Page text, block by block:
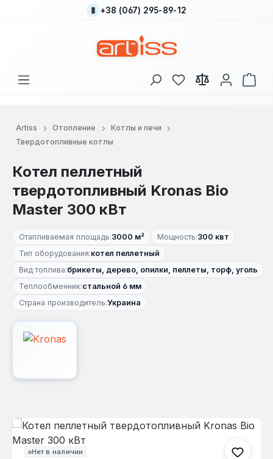
Перейти к основному содержанию
+38 (067) 295-89-12
У вас есть товары
В
Artiss Отопление
Котлы и печи
Твердотопливные котлы
Котел пеллетный
твердотопливный Kronas Bio
Master 300 кВт
Отапливаемая площадь:3000 м² Мощность:300 квт
Тип оборудования:котел пеллетный
Вид топлива:брикеты, дерево, опилки, пеллеты, торф, уголь
Теплообменник:стальной 6 мм
Страна производитель:Украина
Нет в наличии
Пропустить галерею изображений